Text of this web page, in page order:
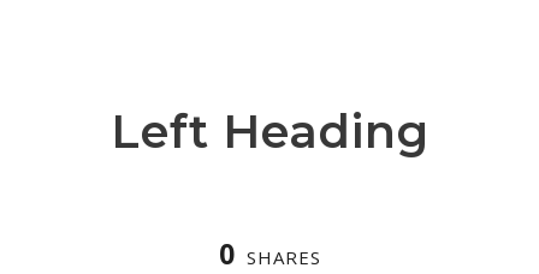
Left Heading
0 SHARES